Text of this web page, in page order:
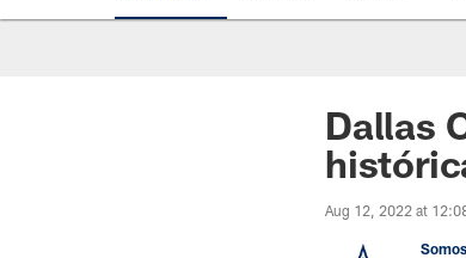
Dallas
Aug 12, 2022 at